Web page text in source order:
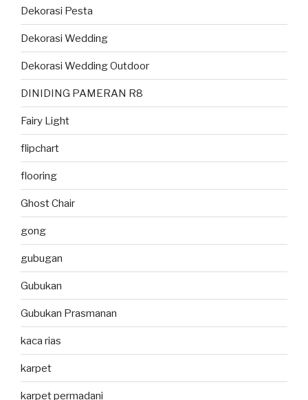
Dekorasi Pesta
Dekorasi Wedding
Dekorasi Wedding Outdoor
DINIDING PAMERAN R8
Fairy Light
flipchart
flooring
Ghost Chair
gong
gubugan
Gubukan
Gubukan Prasmanan
kaca rias
karpet
karpet permadani